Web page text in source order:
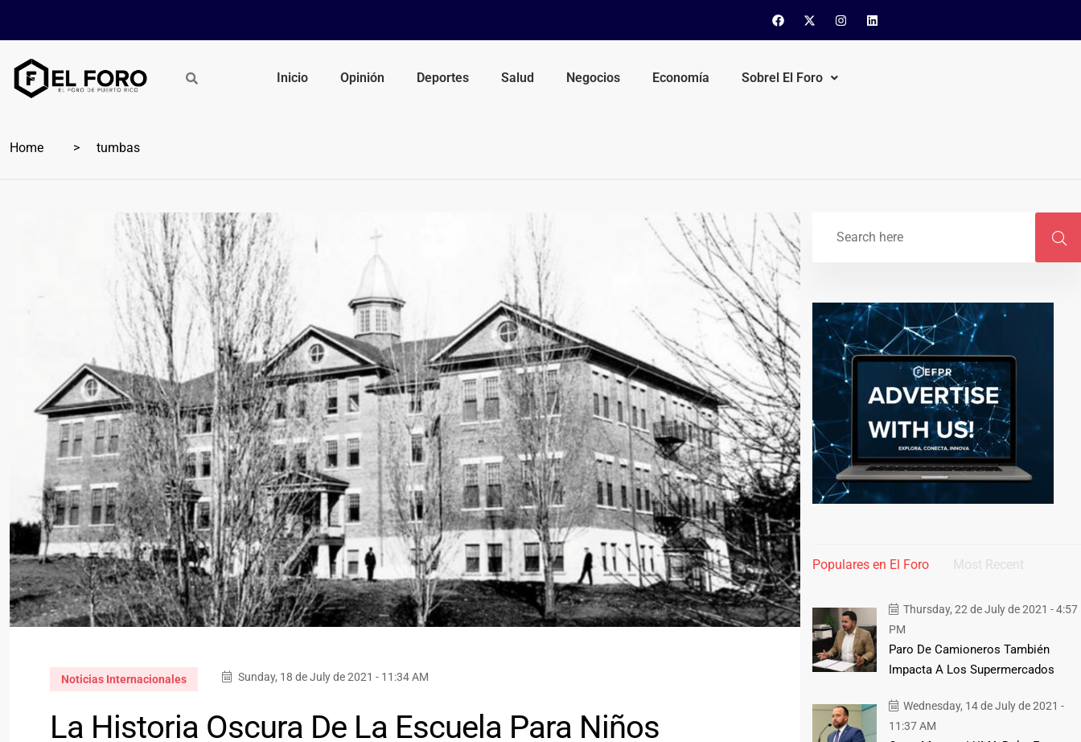
Inicio Opinión Deportes Salud Negocios Economía Sobrel El Foro
Home tumbas
Noticias Internacionales Sunday, 18 de July de 2021 - 11:34 AM
La Historia Oscura De La Escuela Para Niños
Populares en El Foro Most Recent
Thursday, 22 de July de 2021 - 4:57
PM
Paro De Camioneros También
Impacta A Los Supermercados
Wednesday, 14 de July de 2021 -
11:37 AM